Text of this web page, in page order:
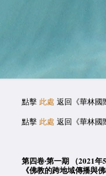
點擊 此處 返回《華林國
點擊 此處 返回《華林國
第四卷‧第一期 （2021年5
《佛教的跨地域傳播與